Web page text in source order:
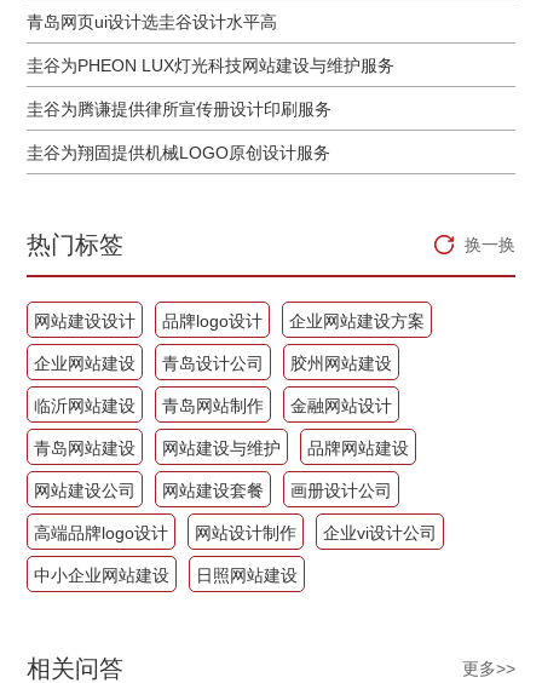
青岛网页ui设计选圭谷设计水平高
圭谷为PHEON LUX灯光科技网站建设与维护服务
圭谷为腾谦提供律所宣传册设计印刷服务
圭谷为翔固提供机械LOGO原创设计服务
热门标签 换一换
网站建设设计 品牌logo设计 企业网站建设方案
企业网站建设 青岛设计公司 胶州网站建设
临沂网站建设 青岛网站制作 金融网站设计
青岛网站建设 网站建设与维护 品牌网站建设
网站建设公司 网站建设套餐 画册设计公司
高端品牌logo设计 网站设计制作 企业vi设计公司
中小企业网站建设 日照网站建设
相关问答 更多>>